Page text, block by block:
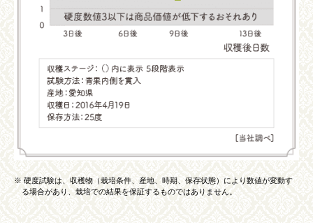
※ 硬度試験は、収穫物（栽培条件、産地、時期、保存状態）により数値が変動す
る場合があり、栽培での結果を保証するものではありません。